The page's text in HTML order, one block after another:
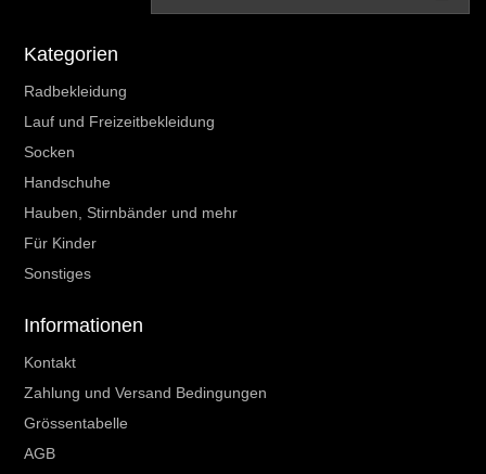
Kategorien
Radbekleidung
Lauf und Freizeitbekleidung
Socken
Handschuhe
Hauben, Stirnbänder und mehr
Für Kinder
Sonstiges
Informationen
Kontakt
Zahlung und Versand Bedingungen
Grössentabelle
AGB